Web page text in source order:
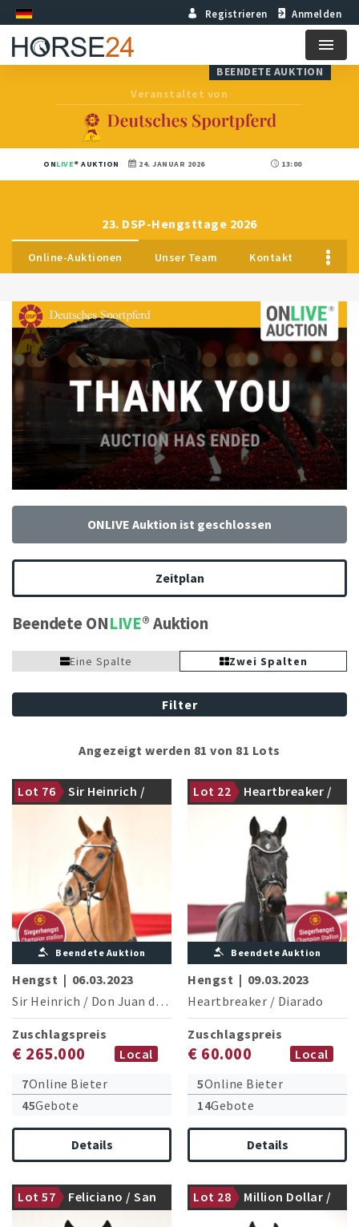
Registrieren Anmelden
Menu
BEENDETE AUKTION
Veranstaltet von
ONLIVE AUKTION 24. JANUAR 2026 13:00
23. DSP-Hengsttage 2026
Online-Auktionen Unser Team Kontakt
Zeitplan
Beendete ONLIVE Auktion
Eine Spalte Zwei Spalten
Filter
Angezeigt werden 81 von 81 Lots
Lot 76
Sir Heinrich /
Don Juan de Hus
Siegerhengst Dressur
Beendete Auktion
Hengst | 06.03.2023
Sir Heinrich / Don Juan de Hus
Zuschlagspreis
€ 265.000
Local
7Online Bieter
45Gebote
Details
Lot 22
Heartbreaker /
Diarado
Siegerhengst Springen
Beendete Auktion
Hengst | 09.03.2023
Heartbreaker / Diarado
Zuschlagspreis
€ 60.000
Local
5Online Bieter
14Gebote
Details
Lot 57
Feliciano / San
Amour I
DSP Siegerhengst Dressur Lot 28
Million Dollar /
Caretino
1. Reservesieger Springen
ONLIVE Auktion ist geschlossen